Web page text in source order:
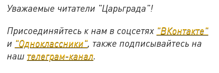
Уважаемые читатели "Царьграда"!
Присоединяйтесь к нам в соцсетях "ВКонтакте"
и "Одноклассники", также подписывайтесь на
наш телеграм-канал.